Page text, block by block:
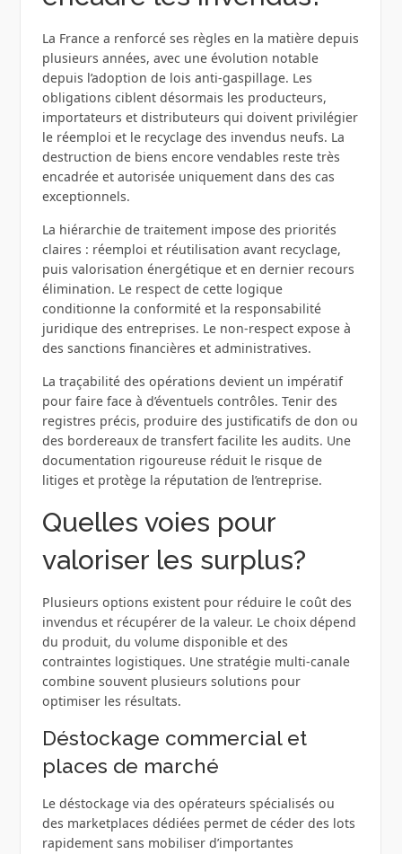
La France a renforcé ses règles en la matière depuis
plusieurs années, avec une évolution notable
depuis l’adoption de lois anti‑gaspillage. Les
obligations ciblent désormais les producteurs,
importateurs et distributeurs qui doivent privilégier
le réemploi et le recyclage des invendus neufs. La
destruction de biens encore vendables reste très
encadrée et autorisée uniquement dans des cas
exceptionnels.
La hiérarchie de traitement impose des priorités
claires : réemploi et réutilisation avant recyclage,
puis valorisation énergétique et en dernier recours
élimination. Le respect de cette logique
conditionne la conformité et la responsabilité
juridique des entreprises. Le non‑respect expose à
des sanctions financières et administratives.
La traçabilité des opérations devient un impératif
pour faire face à d’éventuels contrôles. Tenir des
registres précis, produire des justificatifs de don ou
des bordereaux de transfert facilite les audits. Une
documentation rigoureuse réduit le risque de
litiges et protège la réputation de l’entreprise.
Quelles voies pour
valoriser les surplus?
Plusieurs options existent pour réduire le coût des
invendus et récupérer de la valeur. Le choix dépend
du produit, du volume disponible et des
contraintes logistiques. Une stratégie multi‑canale
combine souvent plusieurs solutions pour
optimiser les résultats.
Déstockage commercial et
places de marché
Le déstockage via des opérateurs spécialisés ou
des marketplaces dédiées permet de céder des lots
rapidement sans mobiliser d’importantes